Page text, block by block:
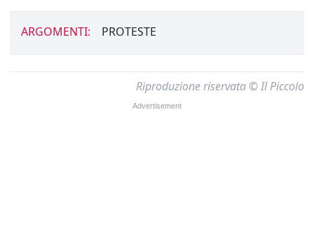
ARGOMENTI: PROTESTE
Riproduzione riservata © Il Piccolo